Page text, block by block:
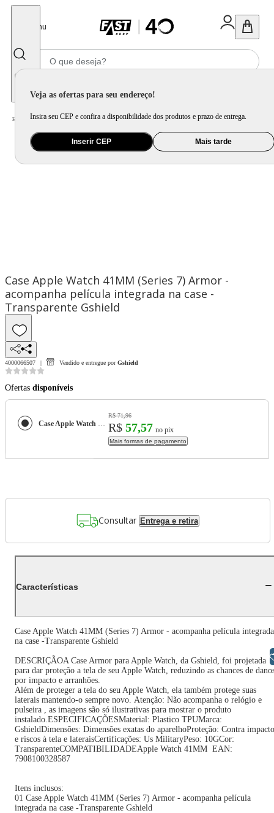
Menu
Veja as ofertas para seu endereço!
Insira seu CEP e confira a disponibilidade dos produtos e prazo de entrega.
Inserir CEP Mais tarde
Home Apple / Acessório para Apple
Case Apple Watch 41MM (Series 7) Armor -
acompanha película integrada na case -
Transparente Gshield
4000066507 Vendido e entregue por Gshield
Ofertas disponíveis
Case Apple Watch 41MM (Series 7) Armor - acompanha película integrada na case -Transparente Gshield
R$ 71,96
R$ 57,57 no pix
Mais formas de pagamento
Consultar Entrega e retira
Características
Case Apple Watch 41MM (Series 7) Armor - acompanha película integrada
na case -Transparente Gshield
DESCRIÇÃOA Case Armor para Apple Watch, da Gshield, foi projetada
para dar proteção a tela de seu Apple Watch, reduzindo as chances de
por impacto e arranhões.
Além de proteger a tela do seu Apple Watch, ela também protege suas
laterais mantendo-o sempre novo. Atenção: Não acompanha o relógio e
pulseira , as imagens são só ilustrativas para mostrar o produto
instalado.ESPECIFICAÇÕESMaterial: Plastico TPUMarca:
GshieldDimensões: Dimensões exatas do aparelhoProteção: Contra
e riscos à tela e lateraisCertificações: Us MilitaryPeso: 10GCor:
TransparenteCOMPATIBILIDADEApple Watch 41MM EAN:
7908100328587
Itens inclusos:
01 Case Apple Watch 41MM (Series 7) Armor - acompanha película
integrada na case -Transparente Gshield
Libras